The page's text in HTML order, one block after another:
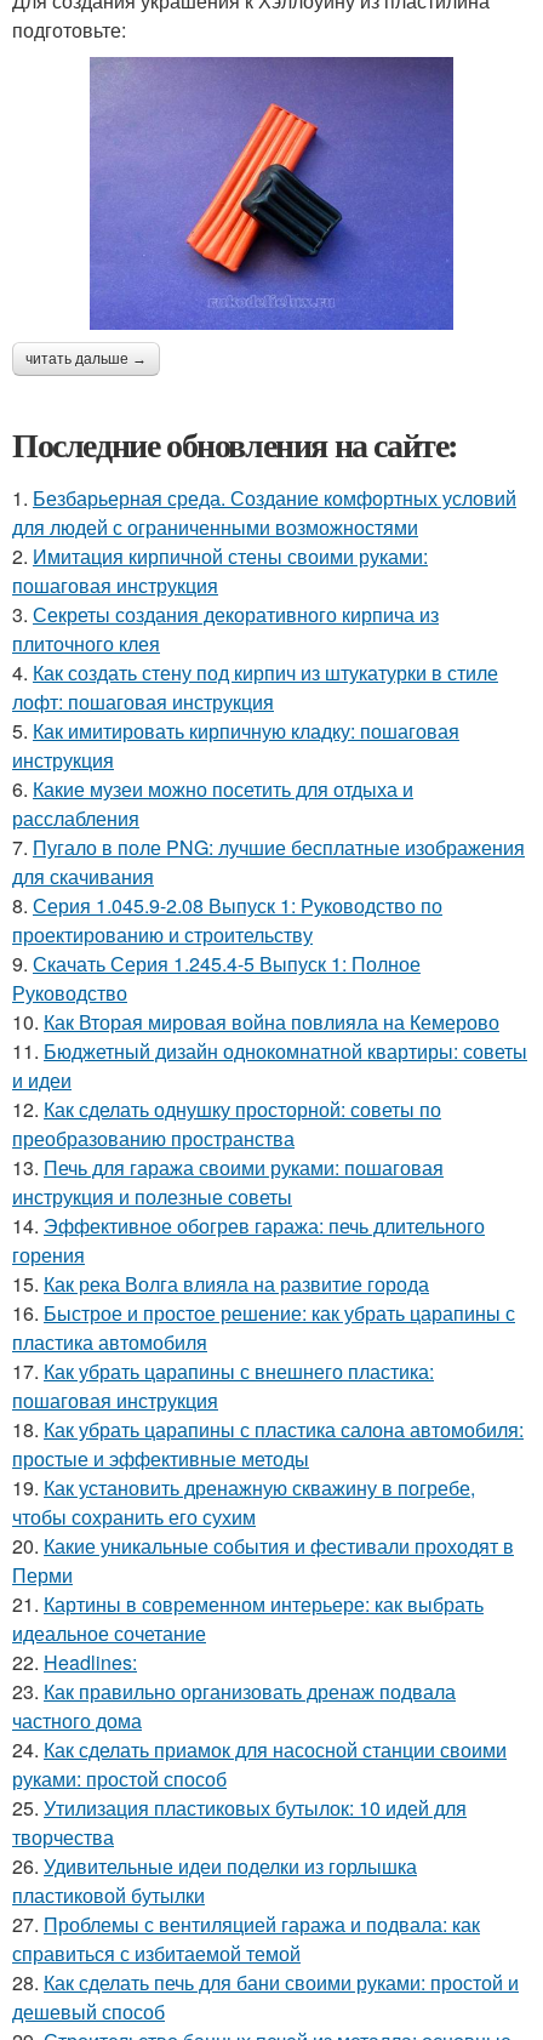
подготовьте:
читать дальше →
Последние обновления на сайте:
1. Безбарьерная среда. Создание комфортных условий
для людей с ограниченными возможностями
2. Имитация кирпичной стены своими руками:
пошаговая инструкция
3. Секреты создания декоративного кирпича из
плиточного клея
4. Как создать стену под кирпич из штукатурки в стиле
лофт: пошаговая инструкция
5. Как имитировать кирпичную кладку: пошаговая
инструкция
6. Какие музеи можно посетить для отдыха и
расслабления
7. Пугало в поле PNG: лучшие бесплатные изображения
для скачивания
8. Серия 1.045.9-2.08 Выпуск 1: Руководство по
проектированию и строительству
9. Скачать Серия 1.245.4-5 Выпуск 1: Полное
Руководство
10. Как Вторая мировая война повлияла на Кемерово
11. Бюджетный дизайн однокомнатной квартиры: советы
и идеи
12. Как сделать однушку просторной: советы по
преобразованию пространства
13. Печь для гаража своими руками: пошаговая
инструкция и полезные советы
14. Эффективное обогрев гаража: печь длительного
горения
15. Как река Волга влияла на развитие города
16. Быстрое и простое решение: как убрать царапины с
пластика автомобиля
17. Как убрать царапины с внешнего пластика:
пошаговая инструкция
18. Как убрать царапины с пластика салона автомобиля:
простые и эффективные методы
19. Как установить дренажную скважину в погребе,
чтобы сохранить его сухим
20. Какие уникальные события и фестивали проходят в
Перми
21. Картины в современном интерьере: как выбрать
идеальное сочетание
22. Headlines:
23. Как правильно организовать дренаж подвала
частного дома
24. Как сделать приамок для насосной станции своими
руками: простой способ
25. Утилизация пластиковых бутылок: 10 идей для
творчества
26. Удивительные идеи поделки из горлышка
пластиковой бутылки
27. Проблемы с вентиляцией гаража и подвала: как
справиться с избитаемой темой
28. Как сделать печь для бани своими руками: простой и
дешевый способ